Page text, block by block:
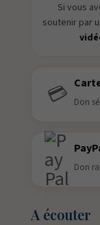
Si vous
soutenir par
💳 Don
Don
A écouter